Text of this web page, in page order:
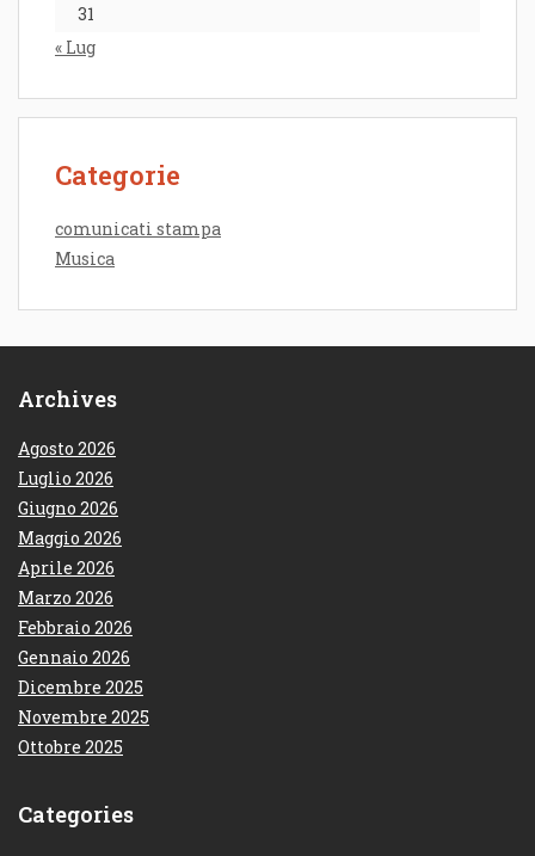
31
« Lug
Categorie
comunicati stampa
Musica
Archives
Agosto 2026
Luglio 2026
Giugno 2026
Maggio 2026
Aprile 2026
Marzo 2026
Febbraio 2026
Gennaio 2026
Dicembre 2025
Novembre 2025
Ottobre 2025
Categories